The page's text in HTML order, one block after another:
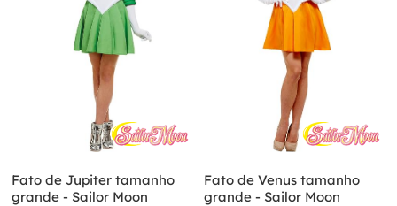
Fato de Jupiter tamanho
grande - Sailor Moon
Fato de Venus tamanho
grande - Sailor Moon